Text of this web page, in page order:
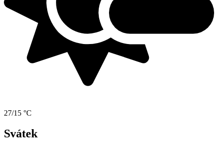
27/15 °C
Svátek